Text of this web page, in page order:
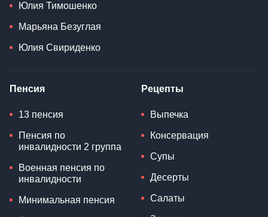
Юлия Тимошенко
Марьяна Безуглая
Юлия Свириденко
Пенсия
13 пенсия
Пенсия по
инвалидности 2 группа
Военная пенсия по
инвалидности
Минимальная пенсия
Рецепты
Выпечка
Консервация
Супы
Десерты
Салаты